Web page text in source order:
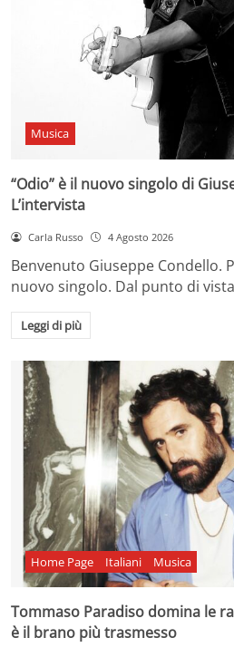
Musica
“Odio” è il nuovo singolo di
L’intervista
Carla Russo 4 Agosto 2026
Benvenuto Giuseppe Condello.
nuovo singolo. Dal punto di
Leggi di più
Home Page Italiani Musica
Tommaso Paradiso domina le
è il brano più trasmesso